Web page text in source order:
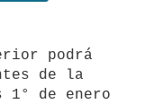
de la
1° de enero